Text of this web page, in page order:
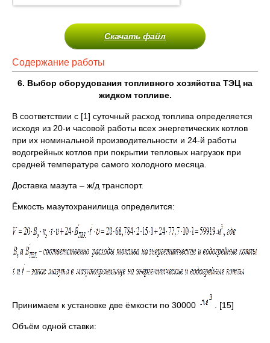
Скачать файл
Содержание работы
6. Выбор оборудования топливного хозяйства ТЭЦ на
жидком топливе.
В соответствии с [1] суточный расход топлива определяется
исходя из 20-и часовой работы всех энергетических котлов
при их номинальной производительности и 24-й работы
водогрейных котлов при покрытии тепловых нагрузок при
средней температуре самого холодного месяца.
Доставка мазута – ж/д транспорт.
Ёмкость мазутохранилища определится:
Принимаем к установке две ёмкости по 30000 . [15]
Объём одной ставки: